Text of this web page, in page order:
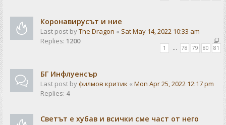
Коронавирусът и ние
Last post byThe Dragon « Sat May 14, 2022 10:33 am
Replies: 1200
1 78 79 80 81
БГ Инфлуенсър
Last post byфилмов критик « Mon Apr 25, 2022 12:17 pm
Replies: 4
Светът е хубав и всички сме част от него